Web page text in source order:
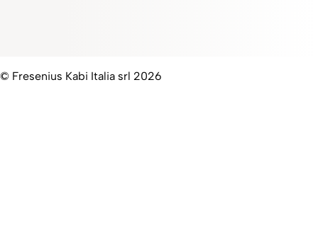
© Fresenius Kabi Italia srl 2026